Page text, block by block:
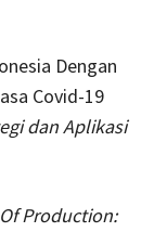
Dengan
Covid-19
dan Aplikasi
Production: